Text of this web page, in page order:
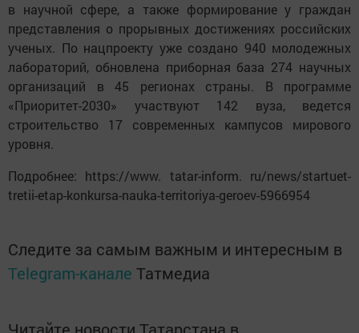
в научной сфере, а также формирование у граждан
представления о прорывных достижениях российских
ученых. По нацпроекту уже создано 940 молодежных
лабораторий, обновлена приборная база 274 научных
организаций в 45 регионах страны. В программе
«Приоритет-2030» участвуют 142 вуза, ведется
строительство 17 современных кампусов мирового
уровня.
Подробнее: https://www. tatar-inform. ru/news/startuet-
tretii-etap-konkursa-nauka-territoriya-geroev-5966954
Следите за самым важным и интересным в
Telegram-канале Татмедиа